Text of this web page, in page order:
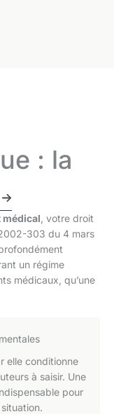
: la
médical , votre droit
303 du 4 mars
un régime
médicaux, qu’une
elle conditionne
à saisir. Une
pour